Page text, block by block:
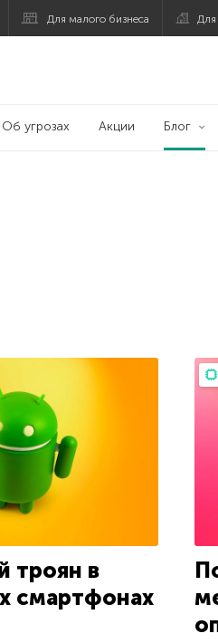
Для малого бизнеса Для
Об угрозах Акции Блог
троян в
смартфонах